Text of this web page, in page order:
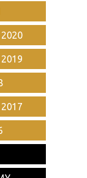
2020
2019
2017